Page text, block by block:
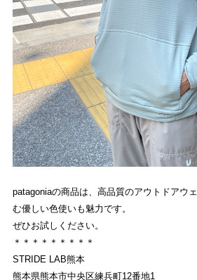
patagoniaの商品は、高品質のアウトドアウ
む優しい色使いも魅力です。
ぜひお試しください。
＊＊＊＊＊＊＊＊＊
STRIDE LAB熊本
熊本県熊本市中央区練兵町12番地1